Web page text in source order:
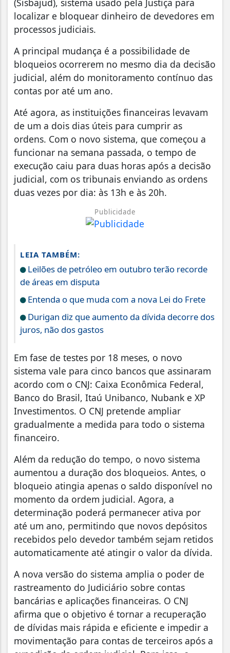
localizar e bloquear dinheiro de devedores em
processos judiciais.
A principal mudança é a possibilidade de
bloqueios ocorrerem no mesmo dia da decisão
judicial, além do monitoramento contínuo das
contas por até um ano.
Até agora, as instituições financeiras levavam
de um a dois dias úteis para cumprir as
ordens. Com o novo sistema, que começou a
funcionar na semana passada, o tempo de
execução caiu para duas horas após a decisão
judicial, com os tribunais enviando as ordens
duas vezes por dia: às 13h e às 20h.
Publicidade
LEIA TAMBÉM:
Leilões de petróleo em outubro terão recorde
de áreas em disputa
Entenda o que muda com a nova Lei do Frete
Durigan diz que aumento da dívida decorre dos
juros, não dos gastos
Em fase de testes por 18 meses, o novo
sistema vale para cinco bancos que assinaram
acordo com o CNJ: Caixa Econômica Federal,
Banco do Brasil, Itaú Unibanco, Nubank e XP
Investimentos. O CNJ pretende ampliar
gradualmente a medida para todo o sistema
financeiro.
Além da redução do tempo, o novo sistema
aumentou a duração dos bloqueios. Antes, o
bloqueio atingia apenas o saldo disponível no
momento da ordem judicial. Agora, a
determinação poderá permanecer ativa por
até um ano, permitindo que novos depósitos
recebidos pelo devedor também sejam retidos
automaticamente até atingir o valor da dívida.
A nova versão do sistema amplia o poder de
rastreamento do Judiciário sobre contas
bancárias e aplicações financeiras. O CNJ
afirma que o objetivo é tornar a recuperação
de dívidas mais rápida e eficiente e impedir a
movimentação para contas de terceiros após a